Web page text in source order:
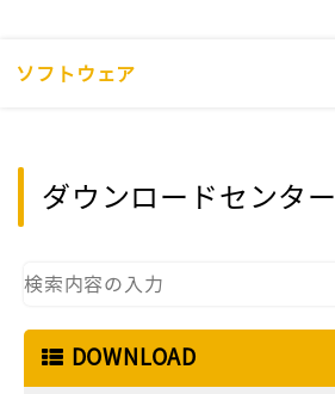
ソフトウェア
ダウンロードセンター
DOWNLOAD